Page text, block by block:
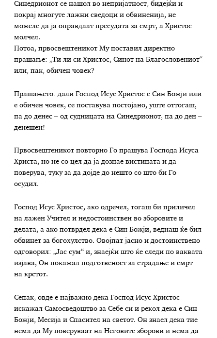
Синедрионот се нашол во непријатност, бидејќи и
покрај многуте лажни сведоци и обвиненија, не
можеле да ја оправдаат пресудата за смрт, а Христос
молчел.
Потоа, првосвештеникот Му поставил директно
прашање: „Ти ли си Христос, Синот на Благословениот“
или, пак, обичен човек?
Прашањето: дали Господ Исус Христос е Син Божји или
е обичен човек, се поставува постојано, уште оттогаш,
па до денес – од судницата на Синедрионот, па до ден –
денешен!
Првосвештеникот повторно Го прашува Господа Исуса
Христа, но не со цел да ја дознае вистината и да
поверува, туку за да дојде до нешто со што би Го
осудил.
Господ Исус Христос, ако одречел, тогаш би приличел
на лажен Учител и недостоинствен во зборовите и
делата, а ако потврдел дека е Син Божји, веднаш ќе бил
обвинет за богохулство. Овојпат јасно и достоинствено
одговорил: „Јас сум“ и, знаејќи што ќе следи по ваквата
изјава, Он покажал подготвеност за страдање и смрт
на крстот.
Сепак, овде е најважно дека Господ Исус Христос
искажал Самосведоштво за Себе си и рекол дека е Син
Божји, Месија и Спасител на светот. Он знаел дека тие
нема да Му поверуваат на Неговите зборови и нема да